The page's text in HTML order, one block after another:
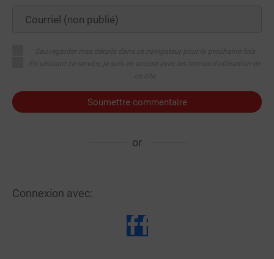
Soumettre commentaire
or
Connexion avec: